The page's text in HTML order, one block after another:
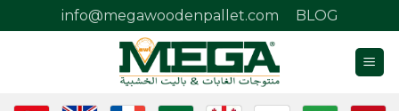
BLOG
info@megawoodenpallet.com